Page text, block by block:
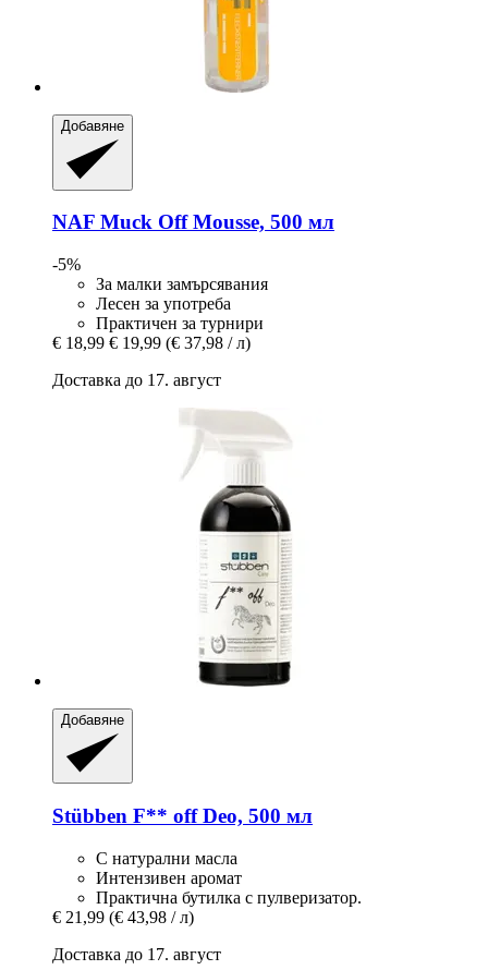
Добавяне
NAF Muck Off Mousse, 500 мл
-5%
За малки замърсявания
Лесен за употреба
Практичен за турнири
€ 18,99 € 19,99 (€ 37,98 / л)
Доставка до 17. август
Добавяне
Stübben F** off Deo, 500 мл
С натурални масла
Интензивен аромат
Практична бутилка с пулверизатор.
€ 21,99 (€ 43,98 / л)
Доставка до 17. август